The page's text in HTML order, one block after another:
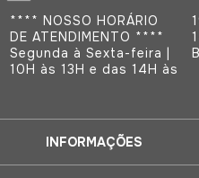
**** NOSSO HORÁRIO
DE ATENDIMENTO ****
Segunda à Sexta-feira |
10H às 13H e das 14H às
19H | Sábado 10H às
14H | ENDEREÇO: Rua
INFORMAÇÕES